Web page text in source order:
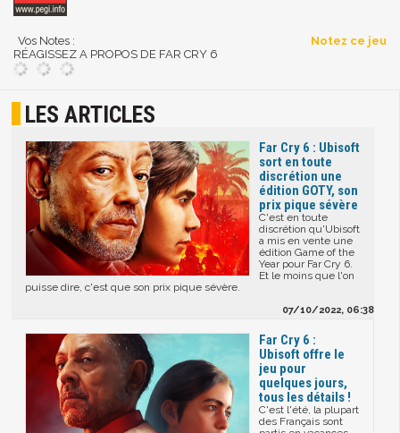
Vos Notes :
Notez ce jeu
RÉAGISSEZ A PROPOS DE FAR CRY 6
LES ARTICLES
Far Cry 6 : Ubisoft
sort en toute
discrétion une
édition GOTY, son
prix pique sévère
C'est en toute
discrétion qu'Ubisoft
a mis en vente une
édition Game of the
Year pour Far Cry 6.
Et le moins que l'on
puisse dire, c'est que son prix pique sévère.
07/10/2022, 06:38
Far Cry 6 :
Ubisoft offre le
jeu pour
quelques jours,
tous les détails !
C'est l'été, la plupart
des Français sont